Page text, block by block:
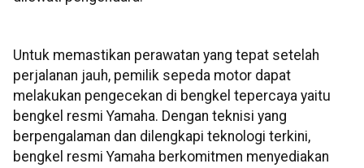
Untuk memastikan perawatan yang tepat setelah
perjalanan jauh, pemilik sepeda motor dapat
melakukan pengecekan di bengkel tepercaya yaitu
bengkel resmi Yamaha. Dengan teknisi yang
berpengalaman dan dilengkapi teknologi terkini,
bengkel resmi Yamaha berkomitmen menyediakan